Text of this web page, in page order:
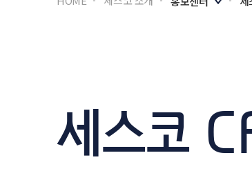
세스코